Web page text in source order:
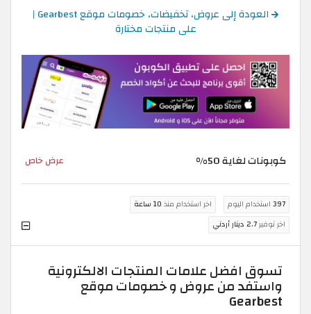
العودة إلى عروض، تخفيضات، خصومات موقع Gearbest |
على منتجات مختارة
كوبونات لغاية 50% عرض خاص
397 استخدام اليوم اخر استخدام منذ 10 ساعة
اخر توفير2.7 دينار أردني
تسوق افضل علامات المنتجات الالكترونية
واستفد من عروض و خصومات موقع
Gearbest